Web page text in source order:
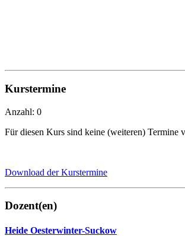
Kurstermine
Anzahl: 0
Für diesen Kurs sind keine (weiteren) Termine
Download der Kurstermine
Dozent(en)
Heide Oesterwinter-Suckow